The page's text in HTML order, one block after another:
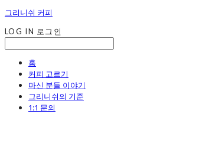
그리니쉬 커피
LOG IN 로그인
홈
커피 고르기
마신 분들 이야기
그리니쉬의 기준
1:1 문의